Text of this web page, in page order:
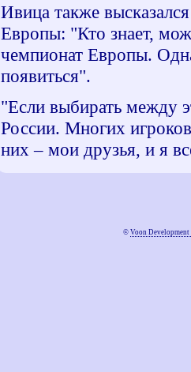
Ивица также
Европы: "Кто знает,
чемпионат Европы.
появиться".
"Если выбирать между
России. Многих
них – мои друзья, и я
© Voon Development